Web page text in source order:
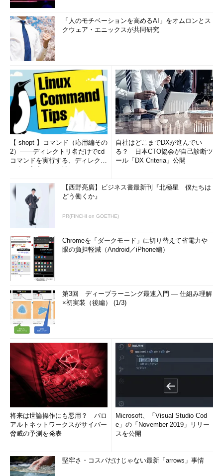
「人のモチベーションを高めるAI」をオムロンとス
クウェア・エニックスが共同研究
【 shopt 】コマンド（応用編その
2）――ディレクトリ名だけでcd
コマンドを実行する、ディレクト
自社はどこまでDXが進んでい
る？ 日本CTO協会が自己診断ツ
ール「DX Criteria」公開
【西野亮廣】ビジネス書最新刊『北極星 僕たちは
どう働くか』
PR(FINCHI on GOETHE)
Chromeを「ダークモード」に切り替えて省電力や
眼の負担軽減（Android／iPhone編）
第3回 ディープラーニング最速入門 ― 仕組み理解
×初実装（後編） (1/3)
将来は世論操作にも悪用？ パロ
アルトネットワークスがサイバー
脅威の予測を発表
Microsoft、「Visual Studio Cod
e」の「November 2019」リリー
スを公開
堅牢さ・コスパだけじゃない最新「arrows」事情